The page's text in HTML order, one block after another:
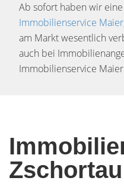
Ab sofort haben wir
Immobilienservice Maier
am Markt wesentlich
auch bei
Immobilienservice
Zschortau